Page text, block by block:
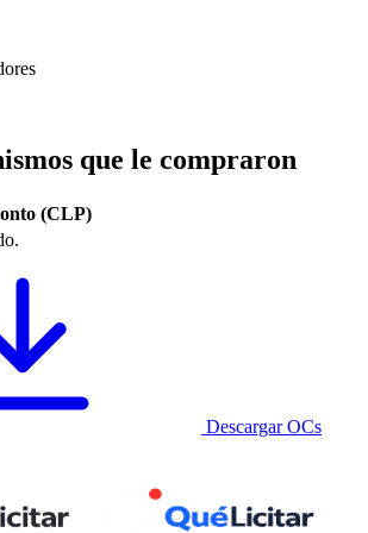
que le compraron
(CLP)
Descargar OCs